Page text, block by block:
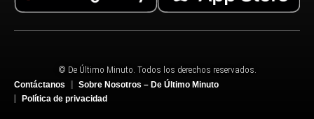
© De Último Minuto. Todos los derechos reservados.
Contáctanos
Sobre Nosotros – De Último Minuto
Política de privacidad